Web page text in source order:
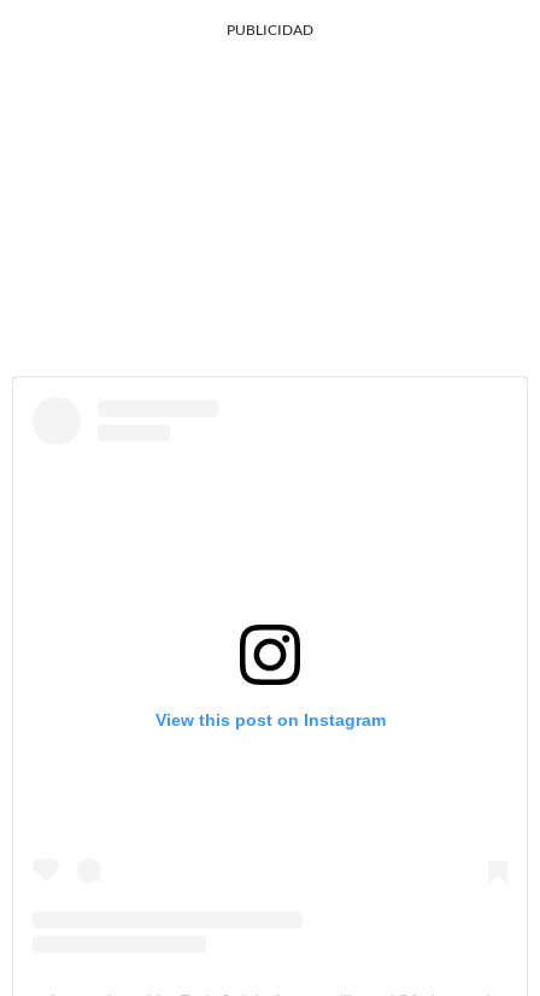
PUBLICIDAD
View this post on Instagram